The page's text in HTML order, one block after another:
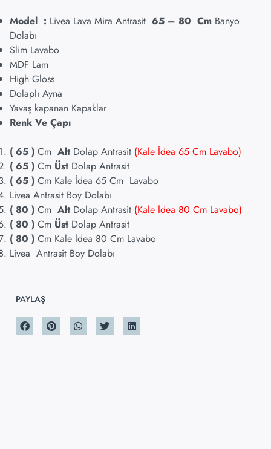
Model : Livea Lava Mira Antrasit 65 – 80 Cm Banyo
Dolabı
Slim Lavabo
MDF Lam
High Gloss
Dolaplı Ayna
Yavaş kapanan Kapaklar
Renk Ve Çapı
( 65 ) Cm Alt Dolap Antrasit (Kale İdea 65 Cm Lavabo)
( 65 ) Cm Üst Dolap Antrasit
( 65 ) Cm Kale İdea 65 Cm Lavabo
Livea Antrasit Boy Dolabı
( 80 ) Cm Alt Dolap Antrasit (Kale İdea 80 Cm Lavabo)
( 80 ) Cm Üst Dolap Antrasit
( 80 ) Cm Kale İdea 80 Cm Lavabo
Livea Antrasit Boy Dolabı
PAYLAŞ